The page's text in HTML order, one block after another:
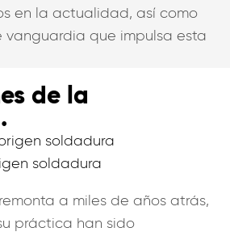
en la actualidad, así como
que impulsa esta
de la
soldadura
a miles de años atrás,
práctica han sido